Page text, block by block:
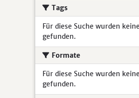
Tags
Für diese Suche wurden
gefunden.
Formate
Für diese Suche wurden
gefunden.